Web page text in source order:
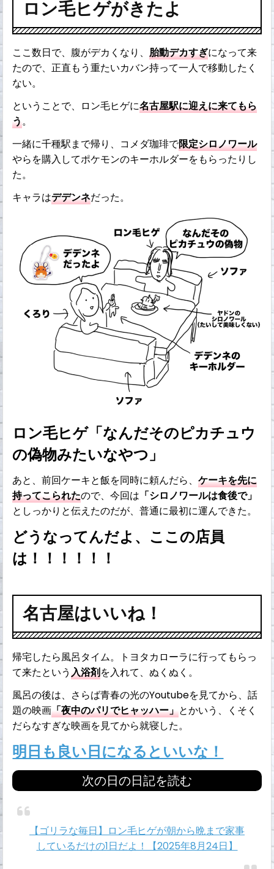
ロン毛ヒゲがきたよ
ここ数日で、腹がデカくなり、胎動デカすぎになって来
たので、正直もう重たいカバン持って一人で移動したく
ない。
ということで、ロン毛ヒゲに名古屋駅に迎えに来てもら
う。
一緒に千種駅まで帰り、コメダ珈琲で限定シロノワール
やらを購入してポケモンのキーホルダーをもらったりし
た。
キャラはデデンネだった。
ロン毛ヒゲ「なんだそのピカチュウ
の偽物みたいなやつ」
あと、前回ケーキと飯を同時に頼んだら、ケーキを先に
持ってこられたので、今回は 「シロノワールは食後で」
としっかりと伝えたのだが、普通に最初に運んできた。
どうなってんだよ、ここの店員
は！！！！！！
名古屋はいいね！
帰宅したら風呂タイム。トヨタカローラに行ってもらっ
て来たという入浴剤を入れて、ぬくぬく。
風呂の後は、さらば青春の光のYoutubeを見てから、話
題の映画「夜中のパリでヒャッハー」とかいう、くそく
だらなすぎな映画を見てから就寝した。
明日も良い日になるといいな！
次の日の日記を読む
【ゴリラな毎日】ロン毛ヒゲが朝から晩まで家事
しているだけの1日だよ！【2025年8月24日】